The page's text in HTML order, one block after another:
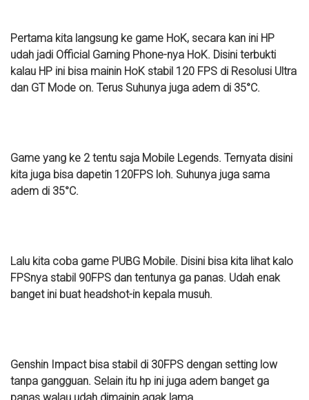
Pertama kita langsung ke game HoK, secara kan ini HP
udah jadi Official Gaming Phone-nya HoK. Disini terbukti
kalau HP ini bisa mainin HoK stabil 120 FPS di Resolusi Ultra
dan GT Mode on. Terus Suhunya juga adem di 35°C.
Game yang ke 2 tentu saja Mobile Legends. Ternyata disini
kita juga bisa dapetin 120FPS loh. Suhunya juga sama
adem di 35°C.
Lalu kita coba game PUBG Mobile. Disini bisa kita lihat kalo
FPSnya stabil 90FPS dan tentunya ga panas. Udah enak
banget ini buat headshot-in kepala musuh.
Genshin Impact bisa stabil di 30FPS dengan setting low
tanpa gangguan. Selain itu hp ini juga adem banget ga